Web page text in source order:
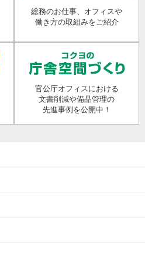
総務のお仕事、オフィスや
働き方の取組みをご紹介
官公庁オフィスにおける
文書削減や備品管理の
先進事例を公開中！